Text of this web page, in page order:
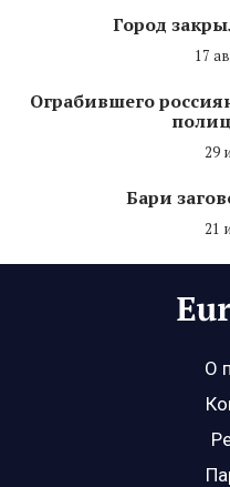
Город
17
Ограбившего
29
Бари
21
О